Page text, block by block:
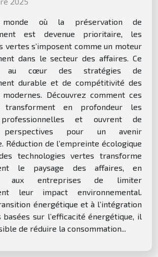
où la préservation de
est devenue prioritaire, les
vertes s’imposent comme un moteur
dans le secteur des affaires. Ce
au cœur des stratégies de
durable et de compétitivité des
Découvrez comment ces
transforment en profondeur les
et ouvrent de
perspectives pour un avenir
Réduction de l’empreinte écologique
technologies vertes transforme
le paysage des affaires, en
aux entreprises de limiter
leur impact environnemental.
énergétique et à l’intégration
basées sur l’efficacité énergétique, il
de réduire la consommation...